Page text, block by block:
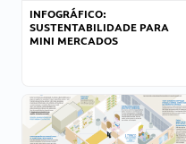
INFOGRÁFICO:
SUSTENTABILIDADE PARA
MINI MERCADOS